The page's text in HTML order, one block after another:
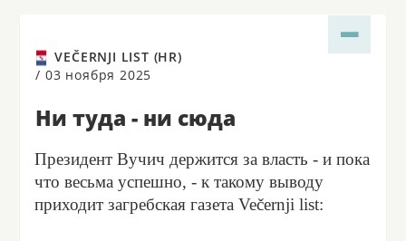
VEČERNJI LIST (HR)
/ 03 ноября 2025
Ни туда - ни сюда
Президент Вучич держится за власть - и пока
что весьма успешно, - к такому выводу
приходит загребская газета Večernji list: